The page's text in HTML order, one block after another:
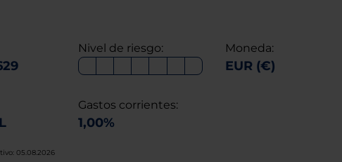
Nivel de riesgo: Moneda:
EUR (€)
Gastos corrientes:
1,00%
05.08.2026